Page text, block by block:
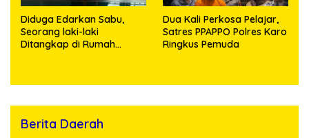
Diduga Edarkan Sabu,
Seorang laki-laki
Ditangkap di Rumah
Dua Kali Perkosa Pelajar,
Satres PPAPPO Polres Karo
Ringkus Pemuda
Berita Daerah